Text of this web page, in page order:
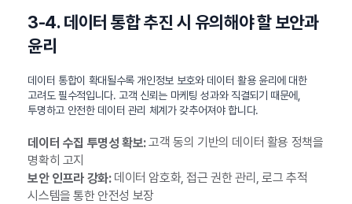
3-4. 데이터 통합 추진 시 유의해야 할 보안과
윤리
데이터 통합이 확대될수록 개인정보 보호와 데이터 활용 윤리에 대한
고려도 필수적입니다. 고객 신뢰는 마케팅 성과와 직결되기 때문에,
투명하고 안전한 데이터 관리 체계가 갖추어져야 합니다.
데이터 수집 투명성 확보:고객 동의 기반의 데이터 활용 정책을
명확히 고지
보안 인프라 강화:데이터 암호화, 접근 권한 관리, 로그 추적
시스템을 통한 안전성 보장